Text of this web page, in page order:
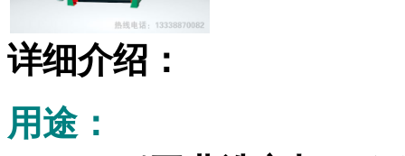
详细介绍：
用途：